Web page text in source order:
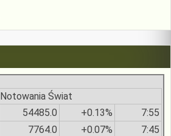
Notowania Świat
54485.0 +0.13% 7:55
7764.0 +0.07% 7:45